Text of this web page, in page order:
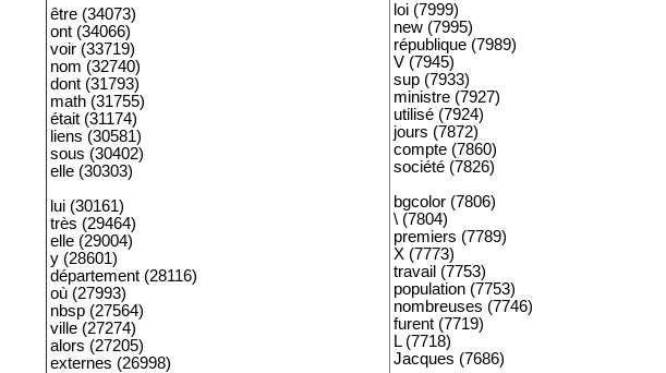
être (34073)
ont (34066)
voir (33719)
nom (32740)
dont (31793)
math (31755)
était (31174)
liens (30581)
sous (30402)
elle (30303)
lui (30161)
très (29464)
elle (29004)
y (28601)
département (28116)
où (27993)
nbsp (27564)
ville (27274)
alors (27205)
externes (26998)
loi (7999)
new (7995)
république (7989)
V (7945)
sup (7933)
ministre (7927)
utilisé (7924)
jours (7872)
compte (7860)
société (7826)
bgcolor (7806)
\ (7804)
premiers (7789)
X (7773)
travail (7753)
population (7753)
nombreuses (7746)
furent (7719)
L (7718)
Jacques (7686)